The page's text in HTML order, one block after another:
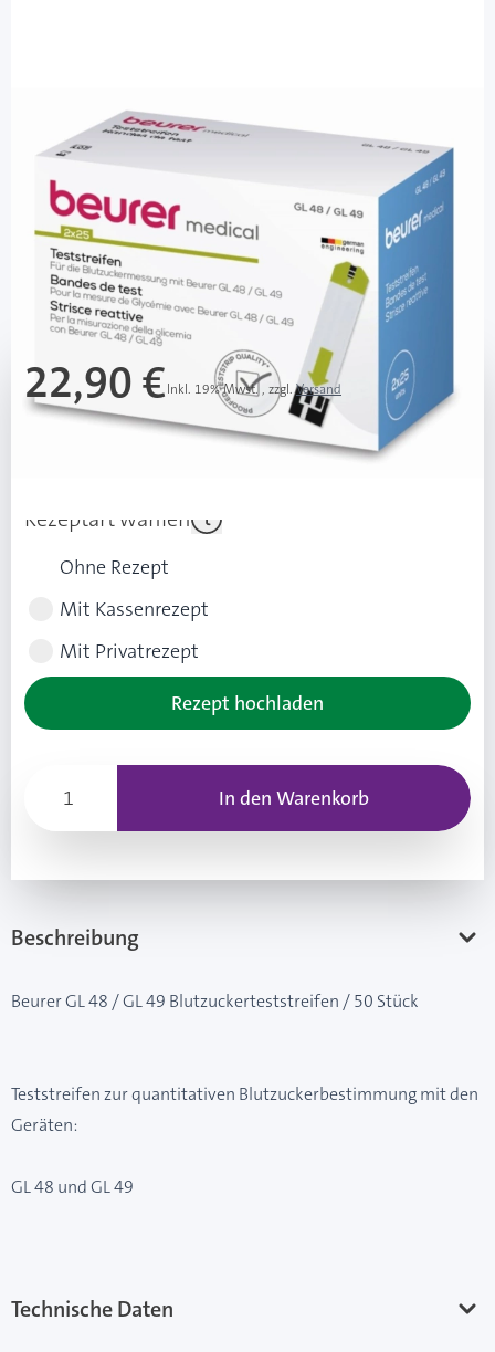
Beurer GL 48 / GL 49
Blutzuckerteststreifen / 50 Stück
PZN: 15261841 / Diashop.de Kat.-Nr.
sofort verfügbar
Lieferzeit 1-3 Werktage
Mehr über das Produkt
22,90 €Inkl. 19% Mwst. , zzgl.Versand
21,90 €
(1,00 € Ersparnis pro Stk.)
Rezeptart wählen
Ohne Rezept
Mit Kassenrezept
Mit Privatrezept
Rezept hochladen
In den Warenkorb
Beschreibung
Beurer GL 48 / GL 49 Blutzuckerteststreifen / 50 Stück
Teststreifen zur quantitativen Blutzuckerbestimmung mit den
Geräten:
GL 48 und GL 49
Technische Daten